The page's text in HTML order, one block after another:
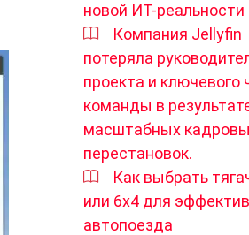
новой ИТ-реальности
Компания Jellyfin
потеряла
проекта и ключевого
команды в
масштабных
перестановок.
Как выбрать
или 6х4 для
автопоезда